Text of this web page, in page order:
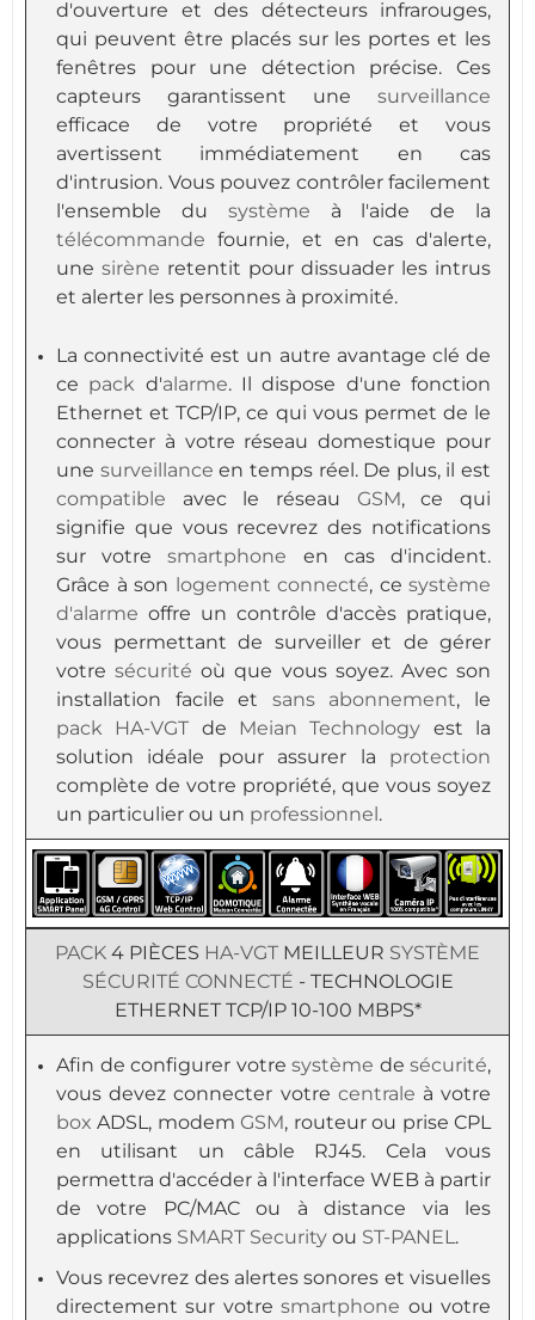
d'ouverture et des détecteurs infrarouges,
qui peuvent être placés sur les portes et les
fenêtres pour une détection précise. Ces
capteurs garantissent une surveillance
efficace de votre propriété et vous
avertissent immédiatement en cas
d'intrusion. Vous pouvez contrôler facilement
l'ensemble du système à l'aide de la
télécommande fournie, et en cas d'alerte,
une sirène retentit pour dissuader les intrus
et alerter les personnes à proximité.
La connectivité est un autre avantage clé de
ce pack d'alarme. Il dispose d'une fonction
Ethernet et TCP/IP, ce qui vous permet de le
connecter à votre réseau domestique pour
une surveillance en temps réel. De plus, il est
compatible avec le réseau GSM, ce qui
signifie que vous recevrez des notifications
sur votresmartphone en cas d'incident.
Grâce à son logement connecté, ce système
d'alarme offre un contrôle d'accès pratique,
vous permettant de surveiller et de gérer
votresécurité où que vous soyez. Avec son
installation facile et sans abonnement, le
pack
HA-VGT de Meian Technology est la
solution idéale pour assurer la protection
complète de votre propriété, que vous soyez
un particulier ou un professionnel .
PACK 4 PIÈCES HA-VGT MEILLEUR SYSTÈME
SÉCURITÉ CONNECTÉ - TECHNOLOGIE
ETHERNET TCP/IP 10-100 MBPS*
Afin de configurer votre système de sécurité,
vous devez connecter votre centrale à votre
box ADSL, modem GSM, routeur ou prise CPL
en utilisant un câble RJ45. Cela vous
permettra d'accéder à l'interface WEB à partir
de votre PC/MAC ou à distance via les
applications SMART Security ou ST-PANEL.
Vous recevrez des alertes sonores et visuelles
directement sur votresmartphone ou votre